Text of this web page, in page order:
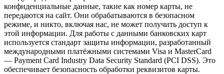
конфиденциальные данные, такие как номер карты, не
передаются на сайт. Они обрабатываются в безопасном
режиме, и никто, включая нас, не может получить доступ к
этой информации. Для работы с данными банковских карт
используется стандарт защиты информации, разработанный
международными платёжными системами Visa и MasterCard
— Payment Card Industry Data Security Standard (PCI DSS). Это
обеспечивает безопасность обработки реквизитов карты.